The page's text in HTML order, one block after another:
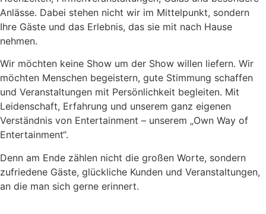
Anlässe. Dabei stehen nicht wir im Mittelpunkt, sondern
Ihre Gäste und das Erlebnis, das sie mit nach Hause
nehmen.
Wir möchten keine Show um der Show willen liefern. Wir
möchten Menschen begeistern, gute Stimmung schaffen
und Veranstaltungen mit Persönlichkeit begleiten. Mit
Leidenschaft, Erfahrung und unserem ganz eigenen
Verständnis von Entertainment – unserem „Own Way of
Entertainment“.
Denn am Ende zählen nicht die großen Worte, sondern
zufriedene Gäste, glückliche Kunden und Veranstaltungen,
an die man sich gerne erinnert.